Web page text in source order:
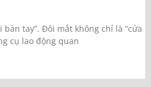
bàn tay”. Đôi mắt không chỉ là “cửa
cụ lao động quan